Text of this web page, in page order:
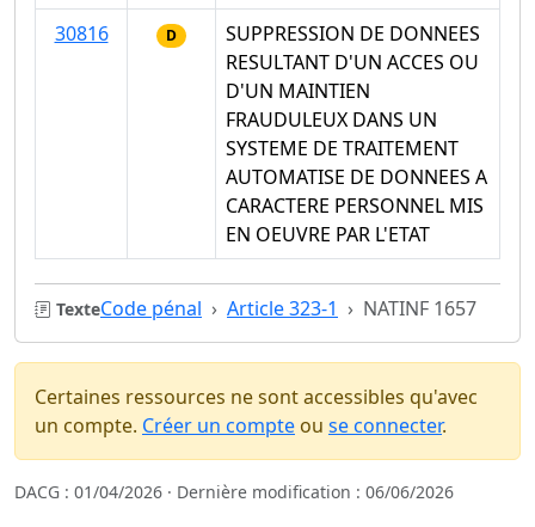
30816
D
SUPPRESSION DE DONNEES
RESULTANT D'UN ACCES OU
D'UN MAINTIEN
FRAUDULEUX DANS UN
SYSTEME DE TRAITEMENT
AUTOMATISE DE DONNEES A
CARACTERE PERSONNEL MIS
EN OEUVRE PAR L'ETAT
TexteCode pénal Article 323-1 NATINF 1657
Certaines ressources ne sont accessibles qu'avec
un compte. Créer un compte ou se connecter.
DACG : 01/04/2026 · Dernière modification : 06/06/2026